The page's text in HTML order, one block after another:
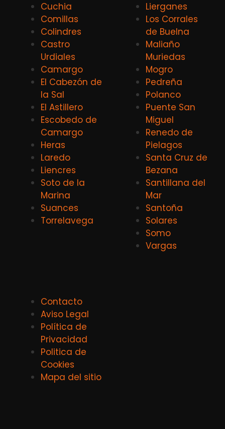
Cuchia
Comillas
Colindres
Castro
Urdiales
Camargo
El Cabezón de
la Sal
El Astillero
Escobedo de
Camargo
Heras
Laredo
Liencres
Soto de la
Marina
Suances
Torrelavega
Lierganes
Los Corrales
de Buelna
Maliaño
Muriedas
Mogro
Pedreña
Polanco
Puente San
Miguel
Renedo de
Pielagos
Santa Cruz de
Bezana
Santillana del
Mar
Santoña
Solares
Somo
Vargas
Contacto
Aviso Legal
Política de
Privacidad
Politica de
Cookies
Mapa del sitio